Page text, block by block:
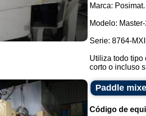
Marca: Posimat.
Modelo:
Serie: 8764-
Utiliza todo tipo
corto o incluso
Paddle
Código de